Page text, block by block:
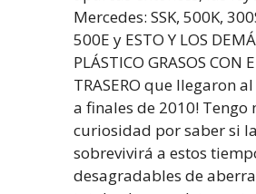
Mercedes: SSK, 500K,
500E y ESTO Y LOS
PLÁSTICO GRASOS CON
TRASERO que llegaron
a finales de 2010! Tengo
curiosidad por saber si
sobrevivirá a estos
desagradables de